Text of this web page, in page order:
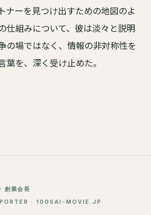
ナーを見つけ出すための地図のよ
仕組みについて、彼は淡々と説明
の場ではなく、情報の非対称性を
を、深く受け止めた。
創業会長
· 100SAI-MOVIE.JP